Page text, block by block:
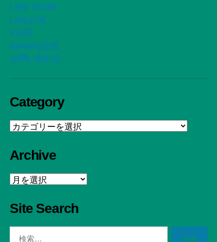
LINE VOOM
LINE公式
X公式
Bluesky公式
お問い合わせ
Category
Category
Archive
Archive
Site Search